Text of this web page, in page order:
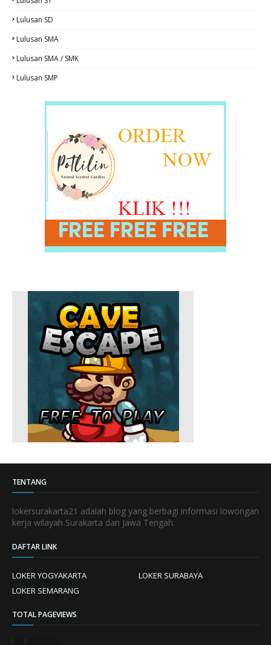
Lulusan SD
Lulusan SMA
Lulusan SMA / SMK
Lulusan SMP
TENTANG
lokersurakarta21 adalah blog yang berbagi informasi lowongan
kerja wilayah Surakarta dan Jawa Tengah.
DAFTAR LINK
LOKER YOGYAKARTA
LOKER SURABAYA
LOKER SEMARANG
TOTAL PAGEVIEWS